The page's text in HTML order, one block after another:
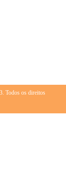
Todos os direitos